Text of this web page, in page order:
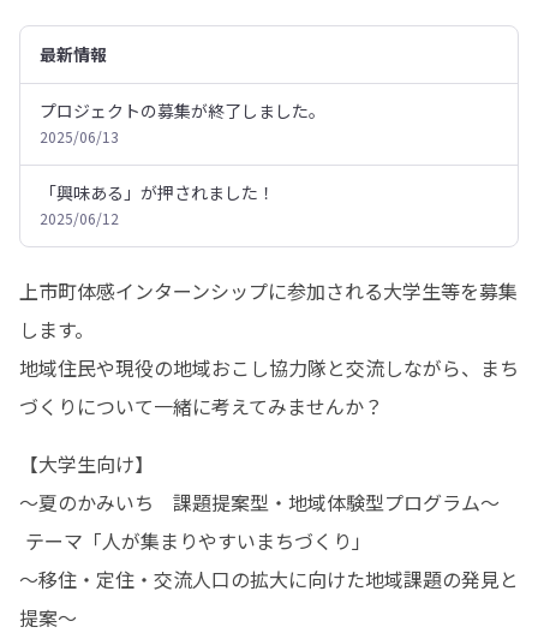
最新情報
プロジェクトの募集が終了しました。
2025/06/13
「興味ある」が押されました！
2025/06/12
上市町体感インターンシップに参加される大学生等を募集
します。
地域住民や現役の地域おこし協力隊と交流しながら、まち
づくりについて一緒に考えてみませんか？
【大学生向け】
～夏のかみいち　課題提案型・地域体験型プログラム～
～移住・定住・交流人口の拡大に向けた地域課題の発見と
提案～